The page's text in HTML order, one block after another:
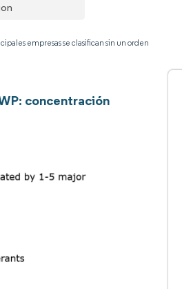
empresas se clasifican sin un orden
concentración